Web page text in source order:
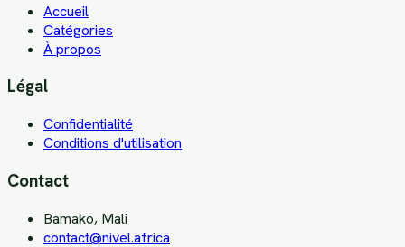
Accueil
Catégories
À propos
Légal
Confidentialité
Conditions d'utilisation
Contact
Bamako, Mali
contact@nivel.africa